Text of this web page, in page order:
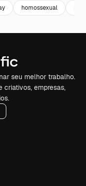
homossexual
seu melhor trabalho.
criativos, empresas,